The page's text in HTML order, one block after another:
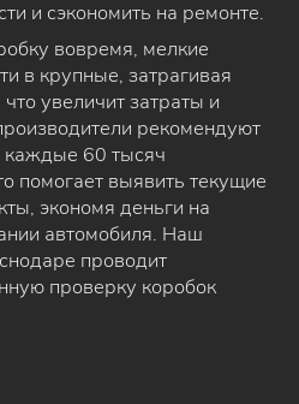
и сэкономить на ремонте.
вовремя, мелкие
в крупные, затрагивая
увеличит затраты и
рекомендуют
каждые 60 тысяч
помогает выявить текущие
экономя деньги на
автомобиля. Наш
проводит
проверку коробок